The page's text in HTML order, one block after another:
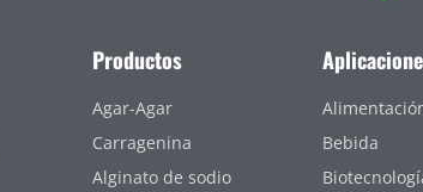
Productos
Agar-Agar
Carragenina
Alginato de sodio
Bebida